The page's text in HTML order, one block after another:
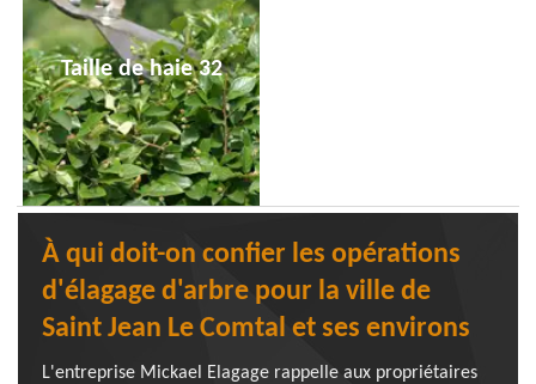
Taille de haie 32
À qui doit-on confier les opérations
d'élagage d'arbre pour la ville de
Saint Jean Le Comtal et ses environs
L'entreprise Mickael Elagage rappelle aux propriétaires